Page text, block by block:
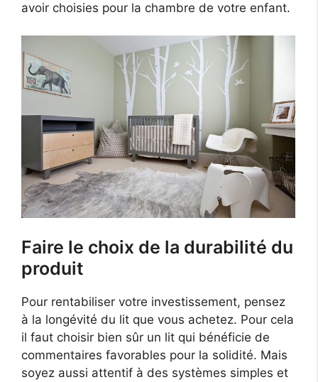
avoir choisies pour la chambre de votre enfant.
Faire le choix de la durabilité du
produit
Pour rentabiliser votre investissement, pensez
à la longévité du lit que vous achetez. Pour cela
il faut choisir bien sûr un lit qui bénéficie de
commentaires favorables pour la solidité. Mais
soyez aussi attentif à des systèmes simples et